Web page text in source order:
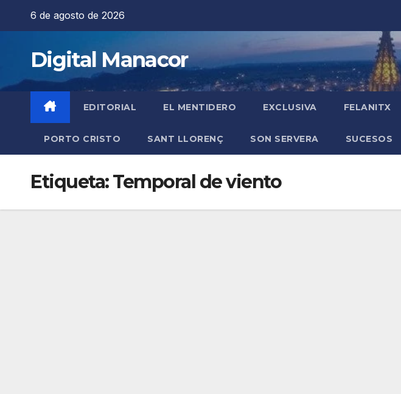
6 de agosto de 2026
Digital Manacor
EDITORIAL EL MENTIDERO EXCLUSIVA FELANITX
PORTO CRISTO SANT LLORENÇ SON SERVERA SUCESOS
Etiqueta:Temporal de viento